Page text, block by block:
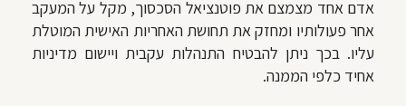
אדם אחד מצמצם את פוטנציאל הסכסוך, מקל על המעקב
אחר פעולותיו ומחזק את תחושת האחריות האישית המוטלת
עליו. בכך ניתן להבטיח התנהלות עקבית ויישום מדיניות
אחיד כלפי הממנה.